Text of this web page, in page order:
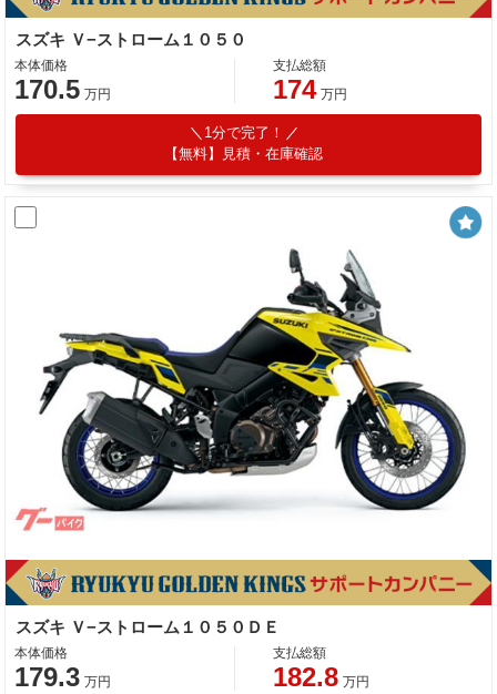
スズキ Ｖ−ストローム１０５０
本体価格
170.5 万円
支払総額
174 万円
1分で完了！
【無料】見積・在庫確認
スズキ Ｖ−ストローム１０５０ＤＥ
本体価格
179.3 万円
支払総額
182.8 万円